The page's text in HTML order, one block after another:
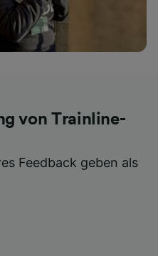
von Trainline-
Feedback geben als